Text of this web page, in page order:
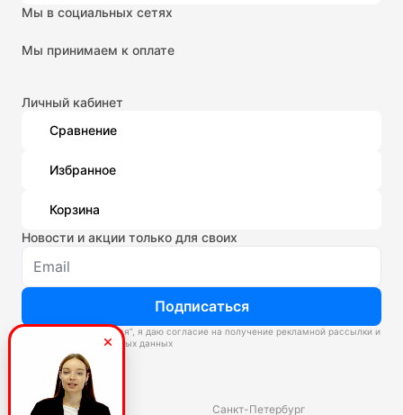
Мы в социальных сетях
Мы принимаем к оплате
Личный кабинет
Сравнение
Избранное
Корзина
Новости и акции только для своих
Подписаться
Нажимая “Подписаться”, я даю согласие на получение рекламной рассылки и
обработку персональных данных
Склады
Владивосток
Санкт-Петербург